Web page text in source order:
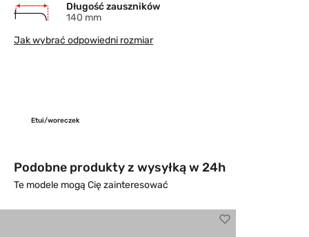
Długość zauszników
140 mm
Jak wybrać odpowiedni rozmiar
Etui/woreczek
Podobne produkty z wysyłką w 24h
Te modele mogą Cię zainteresować